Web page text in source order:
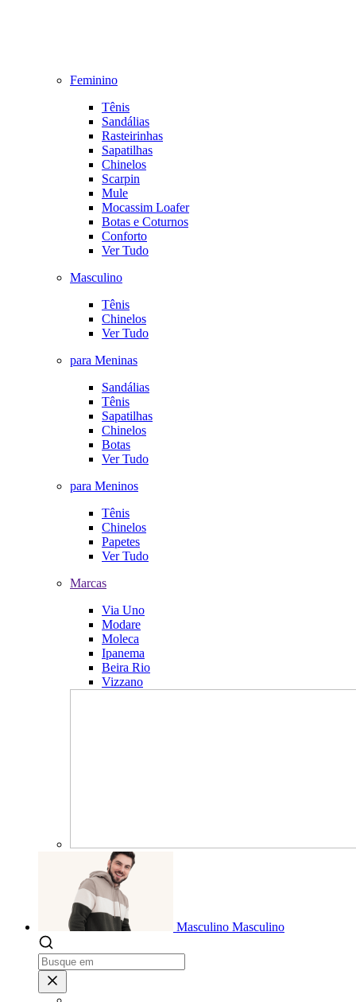
Feminino
Tênis
Sandálias
Rasteirinhas
Sapatilhas
Chinelos
Scarpin
Mule
Mocassim Loafer
Botas e Coturnos
Conforto
Ver Tudo
Masculino
Tênis
Chinelos
Ver Tudo
para Meninas
Sandálias
Tênis
Sapatilhas
Chinelos
Botas
Ver Tudo
para Meninos
Tênis
Chinelos
Papetes
Ver Tudo
Marcas
Via Uno
Modare
Moleca
Ipanema
Beira Rio
Vizzano
Masculino Masculino